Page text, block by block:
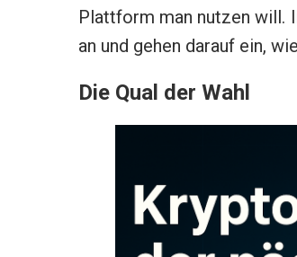
Plattform man nutzen will.
an und gehen darauf ein,
Die Qual der Wahl